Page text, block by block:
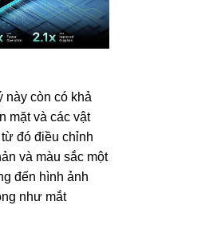
này còn có khả
mặt và các vật
đó điều chỉnh
và màu sắc một
đến hình ảnh
như mắt